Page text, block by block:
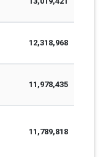
12,318,968
11,978,435
11,789,818